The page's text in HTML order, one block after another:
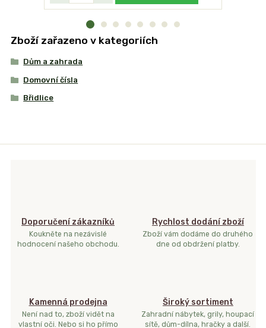
Zboží zařazeno v kategoriích
Dům a zahrada
Domovní čísla
Břidlice
Doporučení zákazníků
Koukněte na nezávislé
hodnocení našeho obchodu.
Rychlost dodání zboží
Zboží vám dodáme do druhého
dne od obdržení platby.
Kamenná prodejna
Není nad to, zboží vidět na
vlastní oči. Nebo si ho přímo
Široký sortiment
Zahradní nábytek, grily, houpací
sítě, dům-dílna, hračky a další.